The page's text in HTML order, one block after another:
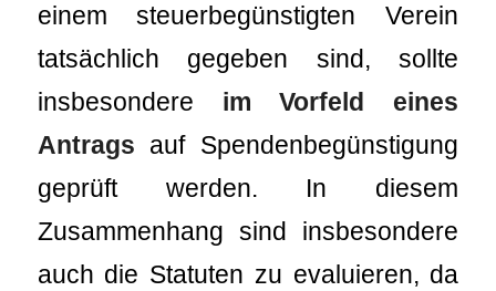
einem steuerbegünstigten Verein
tatsächlich gegeben sind, sollte
insbesondere im Vorfeld eines
Antrags auf Spendenbegünstigung
geprüft werden. In diesem
Zusammenhang sind insbesondere
auch die Statuten zu evaluieren, da